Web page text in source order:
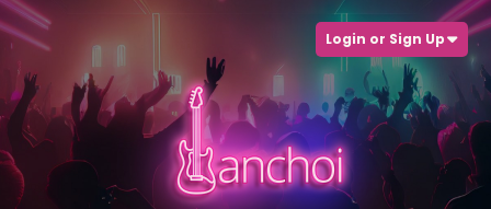
Login or Sign Up